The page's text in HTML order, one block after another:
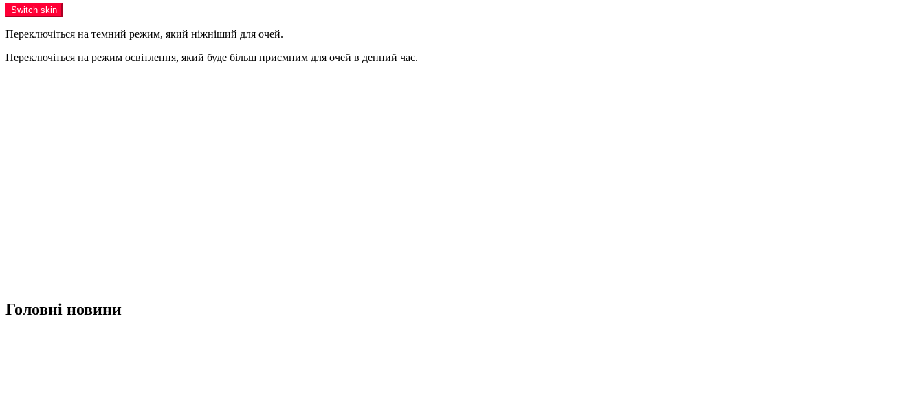
Switch skin
Переключіться на темний режим, який ніжніший для очей.
Переключіться на режим освітлення, який буде більш приємним для очей в денний час.
Головні новини